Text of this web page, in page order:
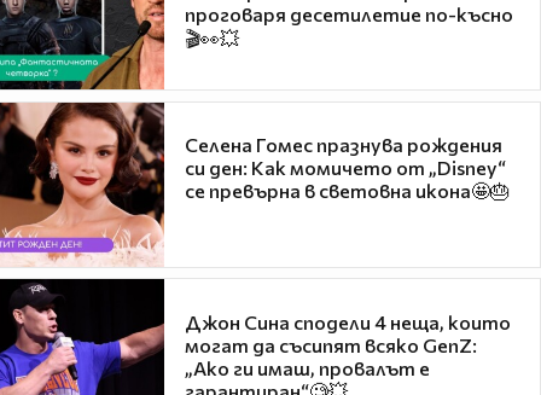
проговаря десетилетие по-късно
🎬👀💥
Селена Гомес празнува рождения
си ден: Как момичето от „Disney“
се превърна в световна икона🤩🎂
Джон Сина сподели 4 неща, които
могат да съсипят всяко GenZ:
„Ако ги имаш, провалът е
гарантиран“🧐💥